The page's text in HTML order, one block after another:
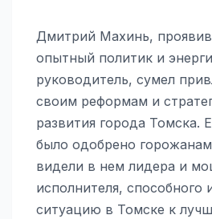
Дмитрий Махинь, проявив
опытный политик и
руководитель, сумел
своим реформам и
развития города Томска.
было одобрено
видели в нем лидера и
исполнителя, способного
ситуацию в Томске к